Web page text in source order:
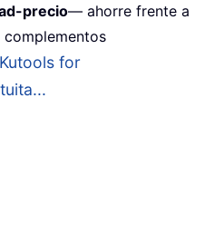
precio— ahorre frente a
for